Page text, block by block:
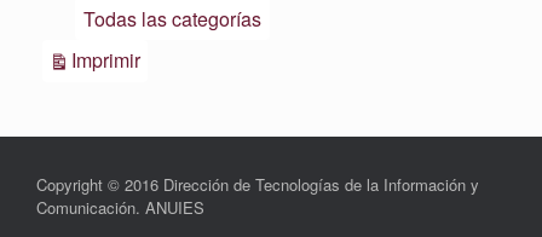
Todas las categorías
ImprimirVistas
Copyright © 2016 Dirección de Tecnologías de la Información y
Comunicación. ANUIES